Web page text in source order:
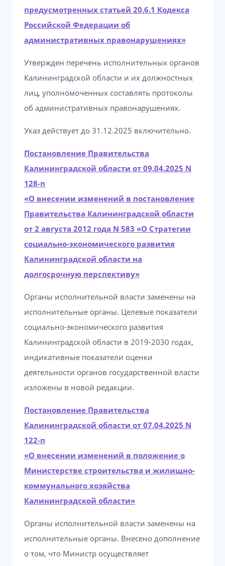
предусмотренных статьей 20.6.1 Кодекса
Российской Федерации об
административных правонарушениях»
Утвержден перечень исполнительных органов
Калининградской области и их должностных
лиц, уполномоченных составлять протоколы
об административных правонарушениях.
Указ действует до 31.12.2025 включительно.
Постановление Правительства
Калининградской области от 09.04.2025 N
128-п
«О внесении изменений в постановление
Правительства Калининградской области
от 2 августа 2012 года N 583 «О Стратегии
социально-экономического развития
Калининградской области на
долгосрочную перспективу»
Органы исполнительной власти заменены на
исполнительные органы. Целевые показатели
социально-экономического развития
Калининградской области в 2019-2030 годах,
индикативные показатели оценки
деятельности органов государственной власти
изложены в новой редакции.
Постановление Правительства
Калининградской области от 07.04.2025 N
122-п
«О внесении изменений в положение о
Министерстве строительства и жилищно-
коммунального хозяйства
Калининградской области»
Органы исполнительной власти заменены на
исполнительные органы. Внесено дополнение
о том, что Министр осуществляет